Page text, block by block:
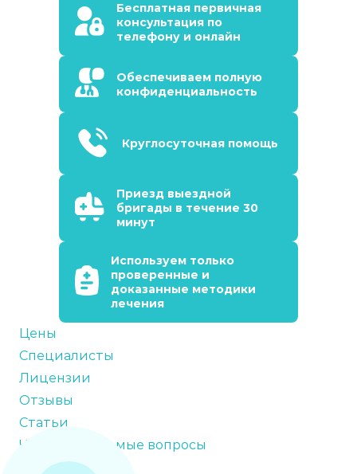
Бесплатная первичная
консультация по
телефону и онлайн
Обеспечиваем полную
конфиденциальность
Круглосуточная помощь
Приезд выездной
бригады в течение 30
минут
Используем только
проверенные и
доказанные методики
лечения
Цены
Специалисты
Лицензии
Отзывы
Статьи
Часто задаваемые вопросы